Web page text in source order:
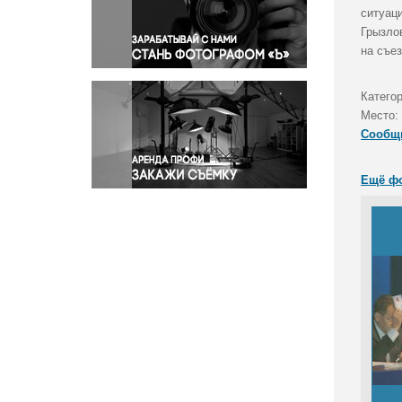
Правосудие
Происшествия и конфликты
Религия
Светская жизнь
Спорт
Экология
Экономика и бизнес
на
Место:
Ещё